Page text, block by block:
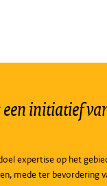
een initiatief
expertise op het
mede ter bevordering